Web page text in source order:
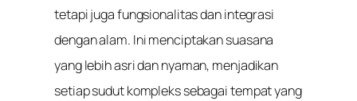
tetapi juga fungsionalitas dan integrasi
dengan alam. Ini menciptakan suasana
yang lebih asri dan nyaman, menjadikan
setiap sudut kompleks sebagai tempat yang